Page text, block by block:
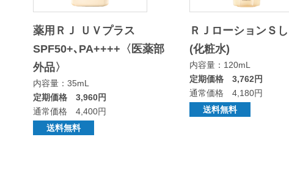
薬用ＲＪ ＵＶプラス
SPF50+､PA++++〈医薬部
外品〉
内容量：35mL
定期価格 3,960円
通常価格 4,400円
送料無料
ＲＪローションＳ
(化粧水)
内容量：120mL
定期価格 3,762円
通常価格 4,180円
送料無料